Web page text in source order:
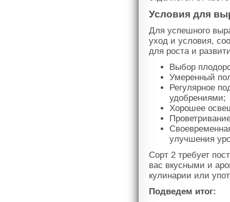
Условия для
Для успешного
уход и условия,
для роста и
Выбор
Умеренный
Регулярное
удобрениями;
Хорошее
улучшения
Сорт 2 требует
вас вкусными и
кулинарии или
Подведем итог: